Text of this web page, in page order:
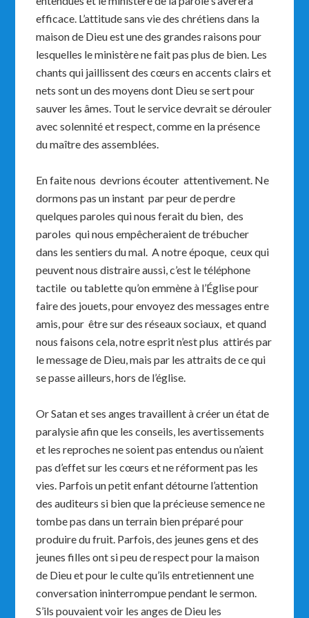
efficace. L’attitude sans vie des chrétiens dans la
maison de Dieu est une des grandes raisons pour
lesquelles le ministère ne fait pas plus de bien. Les
chants qui jaillissent des cœurs en accents clairs et
nets sont un des moyens dont Dieu se sert pour
sauver les âmes. Tout le service devrait se dérouler
avec solennité et respect, comme en la présence
du maître des assemblées.
En faite nous devrions écouter attentivement. Ne
dormons pas un instant par peur de perdre
quelques paroles qui nous ferait du bien, des
paroles qui nous empêcheraient de trébucher
dans les sentiers du mal. A notre époque, ceux qui
peuvent nous distraire aussi, c’est le téléphone
tactile ou tablette qu’on emmène à l’Église pour
faire des jouets, pour envoyez des messages entre
amis, pour être sur des réseaux sociaux, et quand
nous faisons cela, notre esprit n’est plus attirés par
le message de Dieu, mais par les attraits de ce qui
se passe ailleurs, hors de l’église.
Or Satan et ses anges travaillent à créer un état de
paralysie afin que les conseils, les avertissements
et les reproches ne soient pas entendus ou n’aient
pas d’effet sur les cœurs et ne réforment pas les
vies. Parfois un petit enfant détourne l’attention
des auditeurs si bien que la précieuse semence ne
tombe pas dans un terrain bien préparé pour
produire du fruit. Parfois, des jeunes gens et des
jeunes filles ont si peu de respect pour la maison
de Dieu et pour le culte qu’ils entretiennent une
conversation ininterrompue pendant le sermon.
S’ils pouvaient voir les anges de Dieu les